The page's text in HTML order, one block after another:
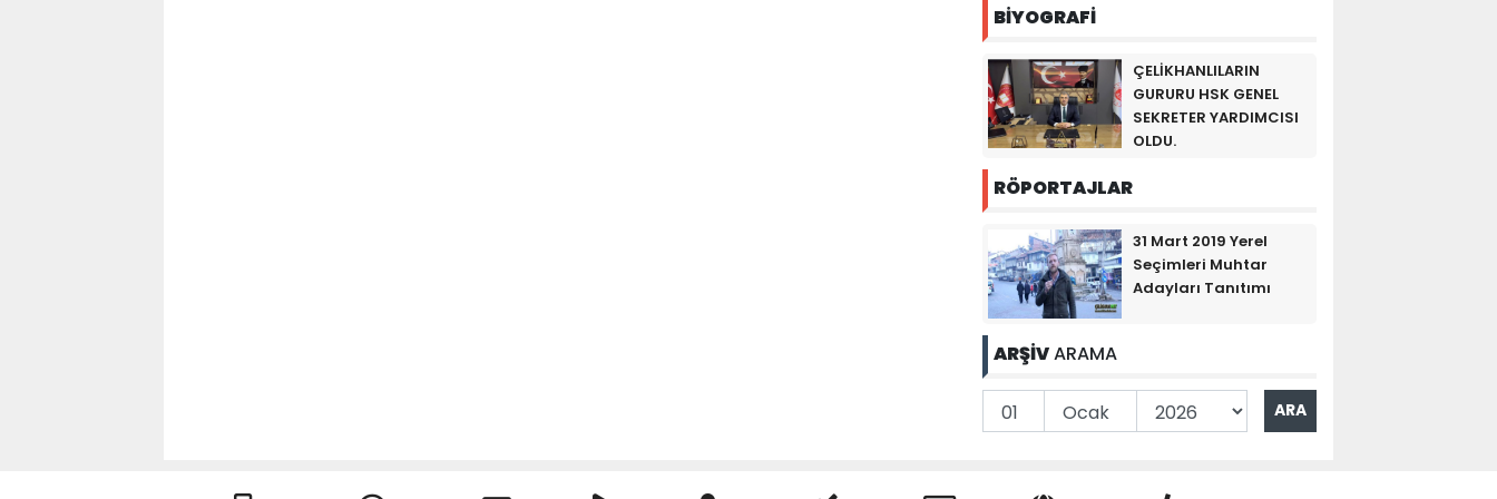
BİYOGRAFİ
ÇELİKHANLILARIN
GURURU HSK GENEL
SEKRETER YARDIMCISI
OLDU.
RÖPORTAJLAR
31 Mart 2019 Yerel
Seçimleri Muhtar
Adayları Tanıtımı
ARŞİVARAMA